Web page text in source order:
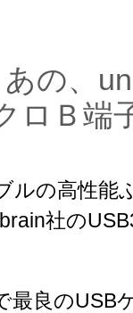
の、
ロＢ端
ルの高性能
社の
最良のUSB